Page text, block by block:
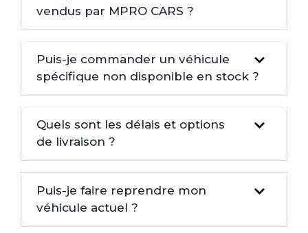
vendus par MPRO CARS ?
Puis-je commander un véhicule
spécifique non disponible en stock ?
Quels sont les délais et options
de livraison ?
Puis-je faire reprendre mon
véhicule actuel ?